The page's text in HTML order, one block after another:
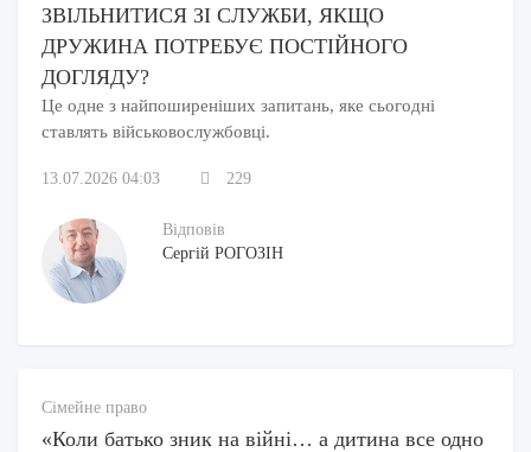
ЗВІЛЬНИТИСЯ ЗІ СЛУЖБИ, ЯКЩО
ДРУЖИНА ПОТРЕБУЄ ПОСТІЙНОГО
ДОГЛЯДУ?
Це одне з найпоширеніших запитань, яке сьогодні
ставлять військовослужбовці.
13.07.2026 04:03 229
Відповів
Сергій РОГОЗІН
Сімейне право
«Коли батько зник на війні… а дитина все одно